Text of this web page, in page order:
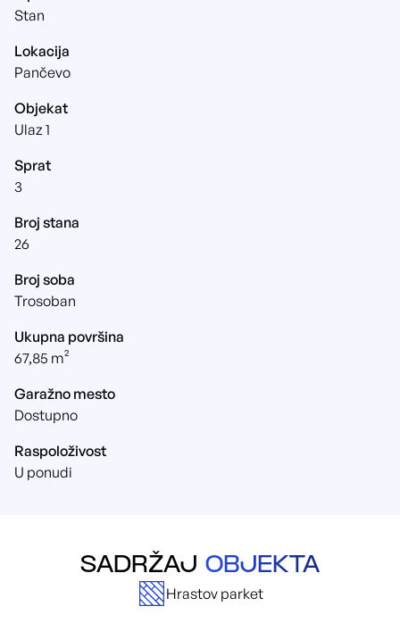
Stan
Lokacija
Pančevo
Objekat
Ulaz 1
Sprat
3
Broj stana
26
Broj soba
Trosoban
Ukupna površina
67,85 m²
Garažno mesto
Dostupno
Raspoloživost
U ponudi
SADRŽAJ OBJEKTA
Hrastov parket